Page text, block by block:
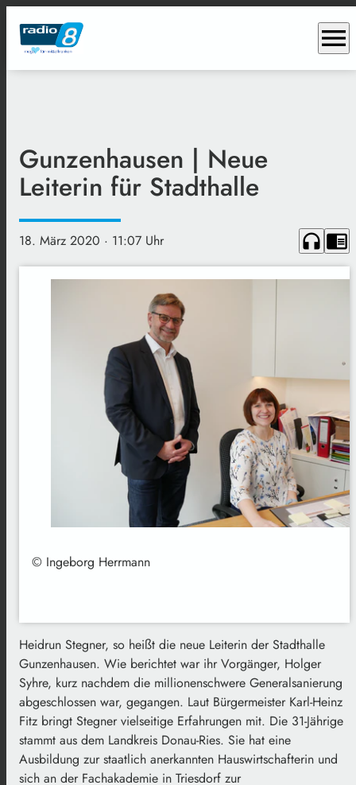
menu
Gunzenhausen | Neue
Leiterin für Stadthalle
18. März 2020 · 11:07 Uhr headphones chrome_reader_mode
© Ingeborg Herrmann
Heidrun Stegner, so heißt die neue Leiterin der Stadthalle
Gunzenhausen. Wie berichtet war ihr Vorgänger, Holger
Syhre, kurz nachdem die millionenschwere Generalsanierung
abgeschlossen war, gegangen. Laut Bürgermeister Karl-Heinz
Fitz bringt Stegner vielseitige Erfahrungen mit. Die 31-Jährige
stammt aus dem Landkreis Donau-Ries. Sie hat eine
Ausbildung zur staatlich anerkannten Hauswirtschafterin und
sich an der Fachakademie in Triesdorf zur